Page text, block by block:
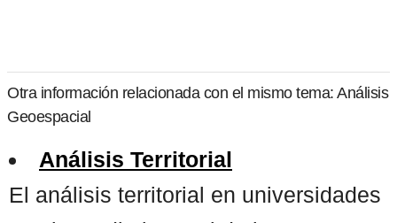
Otra información relacionada con el mismo tema: Análisis
Geoespacial
Análisis Territorial
El análisis territorial en universidades